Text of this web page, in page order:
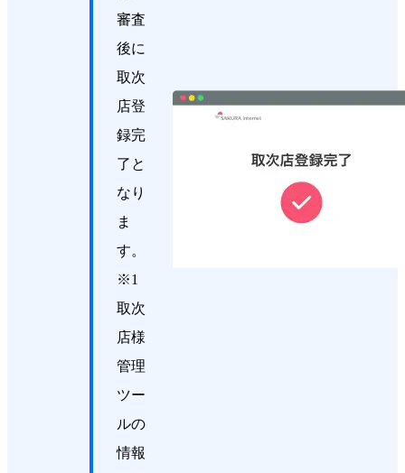
審査
後に
取次
店登
録完
了と
なり
ま
す。
※1
取次
店様
管理
ツー
ルの
情報